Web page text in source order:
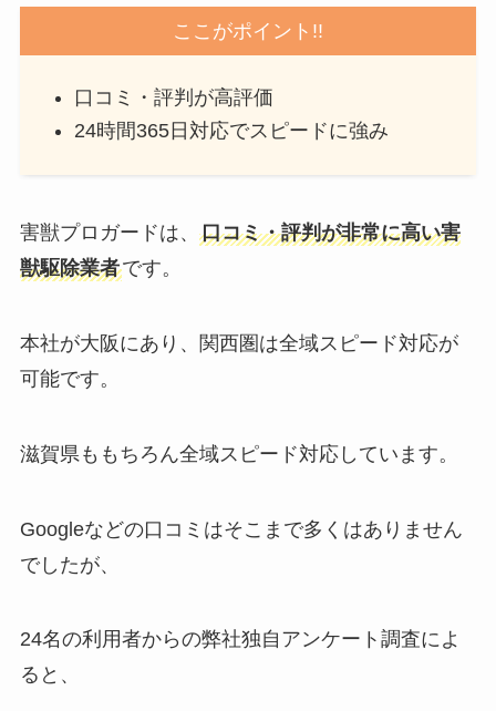
ここがポイント!!
口コミ・評判が高評価
24時間365日対応でスピードに強み
害獣プロガードは、 口コミ・評判が非常に高い害
獣駆除業者です。
本社が大阪にあり、関西圏は全域スピード対応が
可能です。
滋賀県ももちろん全域スピード対応しています。
Googleなどの口コミはそこまで多くはありません
でしたが、
24名の利用者からの弊社独自アンケート調査によ
ると、